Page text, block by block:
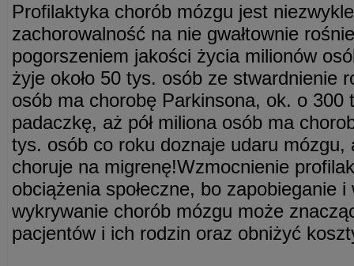
Profilaktyka chorób mózgu jest
zachorowalność na nie gwałtownie
pogorszeniem jakości życia milionów
żyje około 50 tys. osób ze stwardnienie
osób ma chorobę Parkinsona, ok. o 300
padaczkę, aż pół miliona osób ma
tys. osób co roku doznaje udaru mózgu,
choruje na migrenę!Wzmocnienie
obciążenia społeczne, bo zapobieganie
wykrywanie chorób mózgu może
pacjentów i ich rodzin oraz obniżyć